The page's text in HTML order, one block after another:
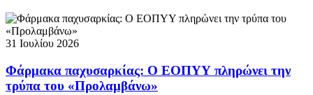
31 Ιουλίου 2026
Φάρμακα παχυσαρκίας: Ο ΕΟΠΥΥ πληρώνει την
τρύπα του «Προλαμβάνω»